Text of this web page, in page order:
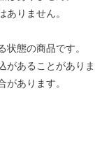
りません。
態の商品です。
あることがありま
あります。